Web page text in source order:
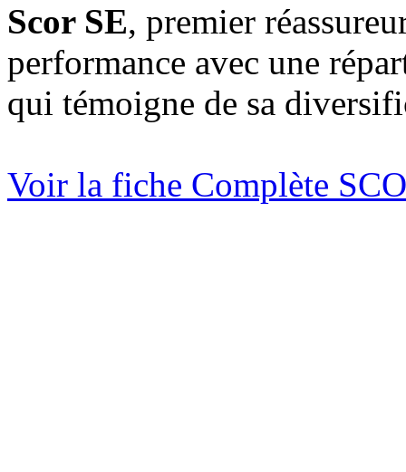
Scor SE, premier
performance avec une
qui témoigne de sa
Voir la fiche Complète